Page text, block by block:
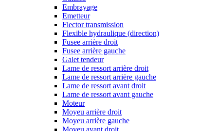
Embrayage
Emetteur
Flector transmission
Flexible hydraulique (direction)
Fusee arrière droit
Fusee arrière gauche
Galet tendeur
Lame de ressort arrière droit
Lame de ressort arrière gauche
Lame de ressort avant droit
Lame de ressort avant gauche
Moteur
Moyeu arrière droit
Moyeu arrière gauche
Moyeu avant droit